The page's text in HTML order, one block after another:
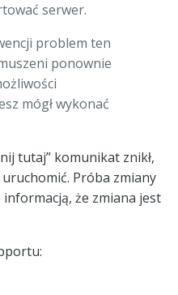
serwer.
problem ten
ponownie
mógł wykonać
tutaj” komunikat znikł,
Próba zmiany
że zmiana jest